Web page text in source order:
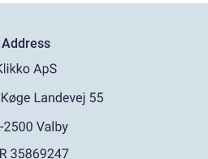
Address